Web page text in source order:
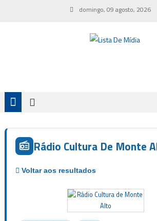
domingo, 09 agosto, 2026
Rádio Cultura De Monte